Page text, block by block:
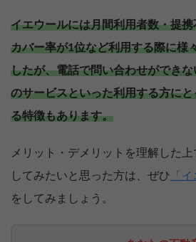
イエウールには月間利用者数・提
カバー率が1位など利用する際に様
したが、電話で問い合わせができ
のサービスといった利用する方に
る特徴もあります。
メリット・デメリットを理解した
してみたいと思った方は、ぜひ 「
をしてみましょう。